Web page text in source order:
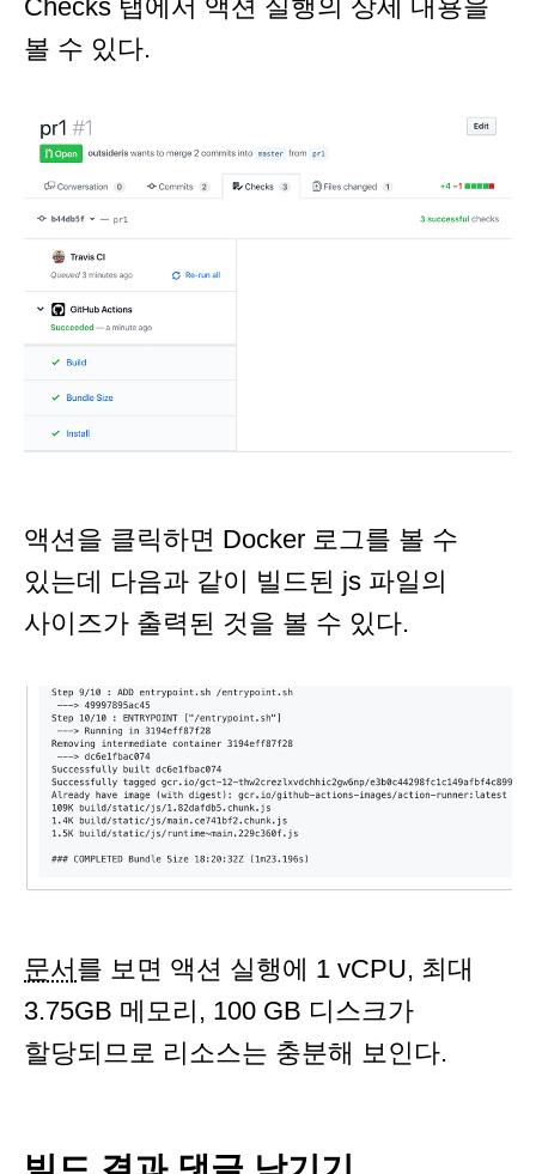
Checks 탭에서 액션 실행의 상세 내용을
볼 수 있다.
액션을 클릭하면 Docker 로그를 볼 수
있는데 다음과 같이 빌드된 js 파일의
사이즈가 출력된 것을 볼 수 있다.
문서를 보면 액션 실행에 1 vCPU, 최대
3.75GB 메모리, 100 GB 디스크가
할당되므로 리소스는 충분해 보인다.